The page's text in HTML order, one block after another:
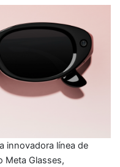
innovadora línea de
Meta Glasses,